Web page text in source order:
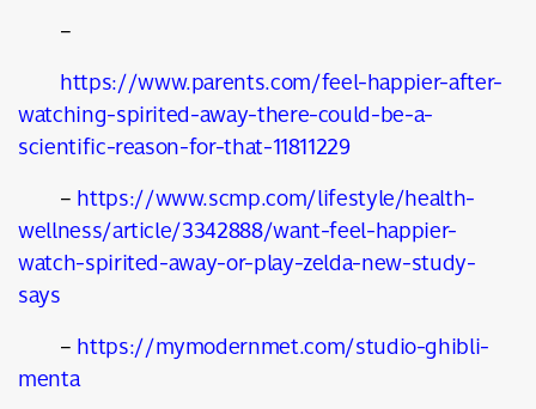
–
https://www.parents.com/feel-happier-after-
watching-spirited-away-there-could-be-a-
scientific-reason-for-that-11811229
–https://www.scmp.com/lifestyle/health-
wellness/article/3342888/want-feel-happier-
watch-spirited-away-or-play-zelda-new-study-
says
–https://mymodernmet.com/studio-ghibli-
menta